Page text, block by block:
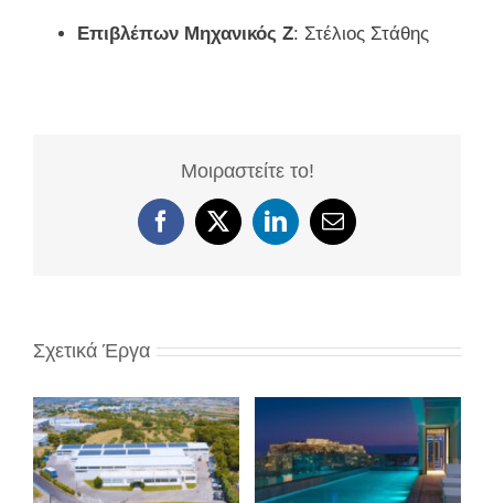
Επιβλέπων Μηχανικός Ζ: Στέλιος Στάθης
Μοιραστείτε το!
Facebook
X LinkedIn
Email
Σχετικά Έργα
NYX Esperia
Palace Hotel
Athens